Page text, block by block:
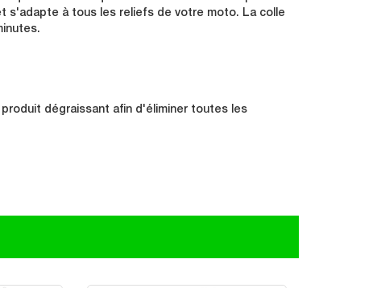
s'adapte à tous les reliefs de votre moto. La colle
dégraissant afin d'éliminer toutes les